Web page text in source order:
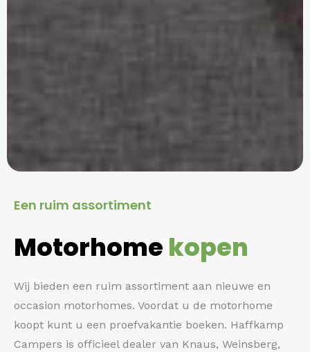
Een ruim assortiment
Motorhome kopen
Wij bieden een ruim assortiment aan nieuwe en
occasion motorhomes. Voordat u de motorhome
koopt kunt u een proefvakantie boeken. Haffkamp
Campers is officieel dealer van Knaus, Weinsberg,